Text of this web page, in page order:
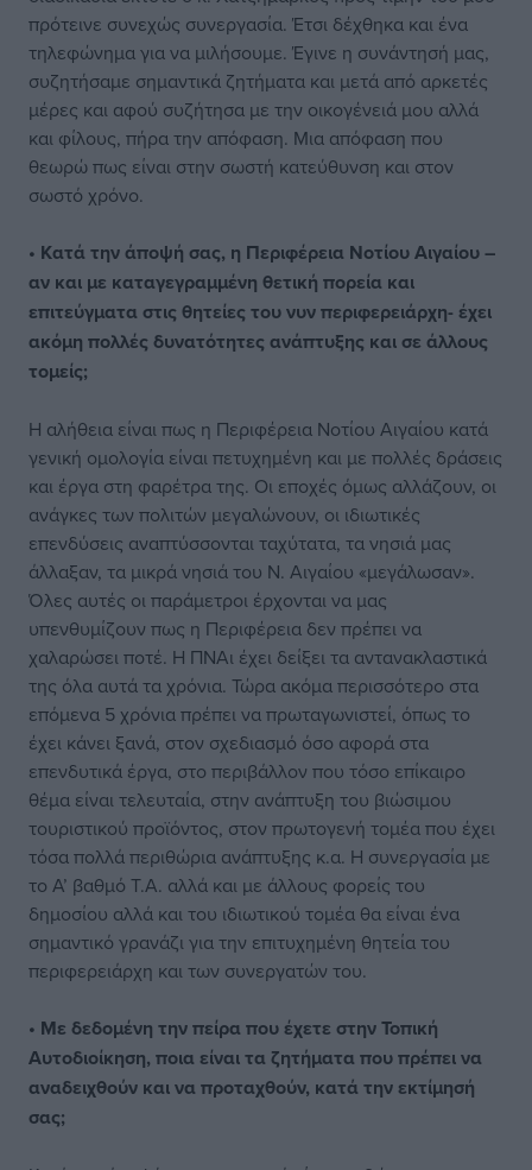
πρότεινε συνεχώς συνεργασία. Έτσι δέχθηκα και ένα
τηλεφώνημα για να μιλήσουμε. Έγινε η συνάντησή μας,
συζητήσαμε σημαντικά ζητήματα και μετά από αρκετές
μέρες και αφού συζήτησα με την οικογένειά μου αλλά
και φίλους, πήρα την απόφαση. Μια απόφαση που
θεωρώ πως είναι στην σωστή κατεύθυνση και στον
σωστό χρόνο.
• Κατά την άποψή σας, η Περιφέρεια Νοτίου Αιγαίου –
αν και με καταγεγραμμένη θετική πορεία και
επιτεύγματα στις θητείες του νυν περιφερειάρχη- έχει
ακόμη πολλές δυνατότητες ανάπτυξης και σε άλλους
τομείς;
Η αλήθεια είναι πως η Περιφέρεια Νοτίου Αιγαίου κατά
γενική ομολογία είναι πετυχημένη και με πολλές δράσεις
και έργα στη φαρέτρα της. Οι εποχές όμως αλλάζουν, οι
ανάγκες των πολιτών μεγαλώνουν, οι ιδιωτικές
επενδύσεις αναπτύσσονται ταχύτατα, τα νησιά μας
άλλαξαν, τα μικρά νησιά του Ν. Αιγαίου «μεγάλωσαν».
Όλες αυτές οι παράμετροι έρχονται να μας
υπενθυμίζουν πως η Περιφέρεια δεν πρέπει να
χαλαρώσει ποτέ. Η ΠΝΑι έχει δείξει τα αντανακλαστικά
της όλα αυτά τα χρόνια. Τώρα ακόμα περισσότερο στα
επόμενα 5 χρόνια πρέπει να πρωταγωνιστεί, όπως το
έχει κάνει ξανά, στον σχεδιασμό όσο αφορά στα
επενδυτικά έργα, στο περιβάλλον που τόσο επίκαιρο
θέμα είναι τελευταία, στην ανάπτυξη του βιώσιμου
τουριστικού προϊόντος, στον πρωτογενή τομέα που έχει
τόσα πολλά περιθώρια ανάπτυξης κ.α. Η συνεργασία με
το Α’ βαθμό Τ.Α. αλλά και με άλλους φορείς του
δημοσίου αλλά και του ιδιωτικού τομέα θα είναι ένα
σημαντικό γρανάζι για την επιτυχημένη θητεία του
περιφερειάρχη και των συνεργατών του.
• Με δεδομένη την πείρα που έχετε στην Τοπική
Αυτοδιοίκηση, ποια είναι τα ζητήματα που πρέπει να
αναδειχθούν και να προταχθούν, κατά την εκτίμησή
σας;